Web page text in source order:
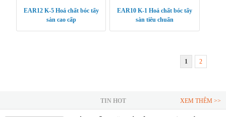
EAR12 K-5 Hoá chất bóc tẩy
sàn cao cấp
EAR10 K-1 Hoá chất bóc tẩy
sàn tiêu chuẩn
1 2
TIN HOT XEM THÊM >>